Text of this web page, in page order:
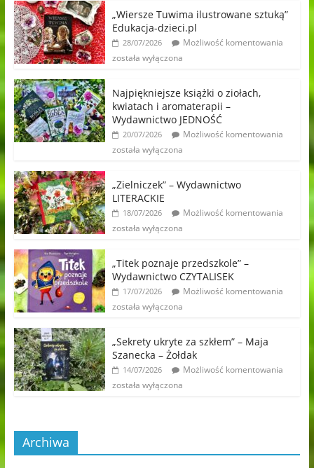
„Wiersze Tuwima ilustrowane sztuką”
Edukacja-dzieci.pl
28/07/2026
Możliwość komentowania
została wyłączona
Najpiękniejsze książki o ziołach,
kwiatach i aromaterapii –
Wydawnictwo JEDNOŚĆ
20/07/2026
Możliwość komentowania
została wyłączona
„Zielniczek” – Wydawnictwo
LITERACKIE
18/07/2026
Możliwość komentowania
została wyłączona
„Titek poznaje przedszkole” –
Wydawnictwo CZYTALISEK
17/07/2026
Możliwość komentowania
została wyłączona
„Sekrety ukryte za szkłem” – Maja
Szanecka – Żołdak
14/07/2026
Możliwość komentowania
została wyłączona
Archiwa